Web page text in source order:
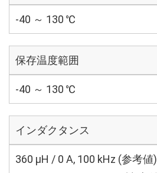
-40 ～ 130 ℃
保存温度範囲
-40 ～ 130 ℃
インダクタンス
360 μH / 0 A, 100 kHz (参考値)